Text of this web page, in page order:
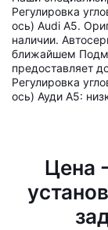
Регулировка
ось) Audi A5.
наличии.
ближайшем
предоставляет
Регулировка
ось) Ауди А5:
Цена